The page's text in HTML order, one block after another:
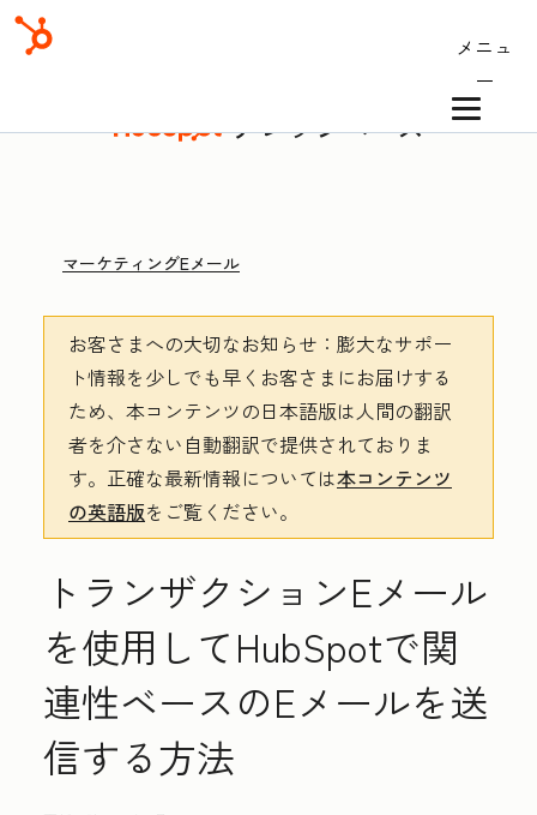
メニュ
ー
ナレッジベース
マーケティングEメール
お客さまへの大切なお知らせ ：膨大なサポー
ト情報を少しでも早くお客さまにお届けする
ため、本コンテンツの日本語版は人間の翻訳
者を介さない自動翻訳で提供されておりま
す。 正確な最新情報については本コンテンツ
の英語版をご覧ください。
トランザクションEメール
を使用してHubSpotで関
連性ベースのEメールを送
信する方法